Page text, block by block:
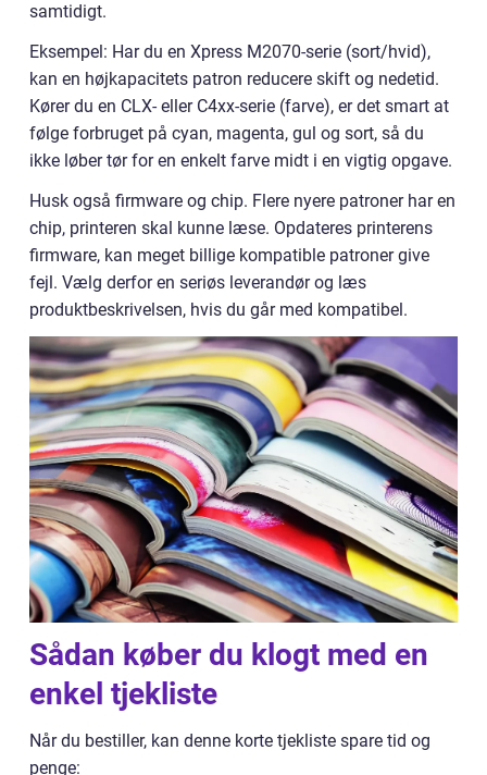
samtidigt.
Eksempel: Har du en Xpress M2070-serie (sort/hvid),
kan en højkapacitets patron reducere skift og nedetid.
Kører du en CLX- eller C4xx-serie (farve), er det smart at
følge forbruget på cyan, magenta, gul og sort, så du
ikke løber tør for en enkelt farve midt i en vigtig opgave.
Husk også firmware og chip. Flere nyere patroner har en
chip, printeren skal kunne læse. Opdateres printerens
firmware, kan meget billige kompatible patroner give
fejl. Vælg derfor en seriøs leverandør og læs
produktbeskrivelsen, hvis du går med kompatibel.
Sådan køber du klogt med en
enkel tjekliste
Når du bestiller, kan denne korte tjekliste spare tid og
penge: